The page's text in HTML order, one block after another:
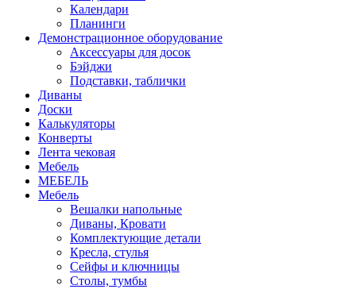
Календари
Планинги
Демонстрационное оборудование
Аксессуары для досок
Бэйджи
Подставки, таблички
Диваны
Доски
Калькуляторы
Конверты
Лента чековая
Мебель
МЕБЕЛЬ
Мебель
Вешалки напольные
Диваны, Кровати
Комплектующие детали
Кресла, стулья
Сейфы и ключницы
Столы, тумбы